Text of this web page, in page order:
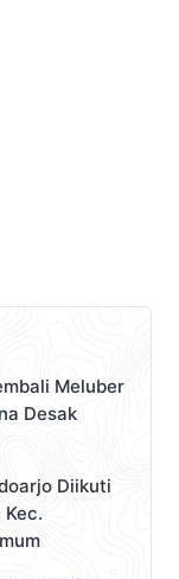
Meluber
Desak
Diikuti